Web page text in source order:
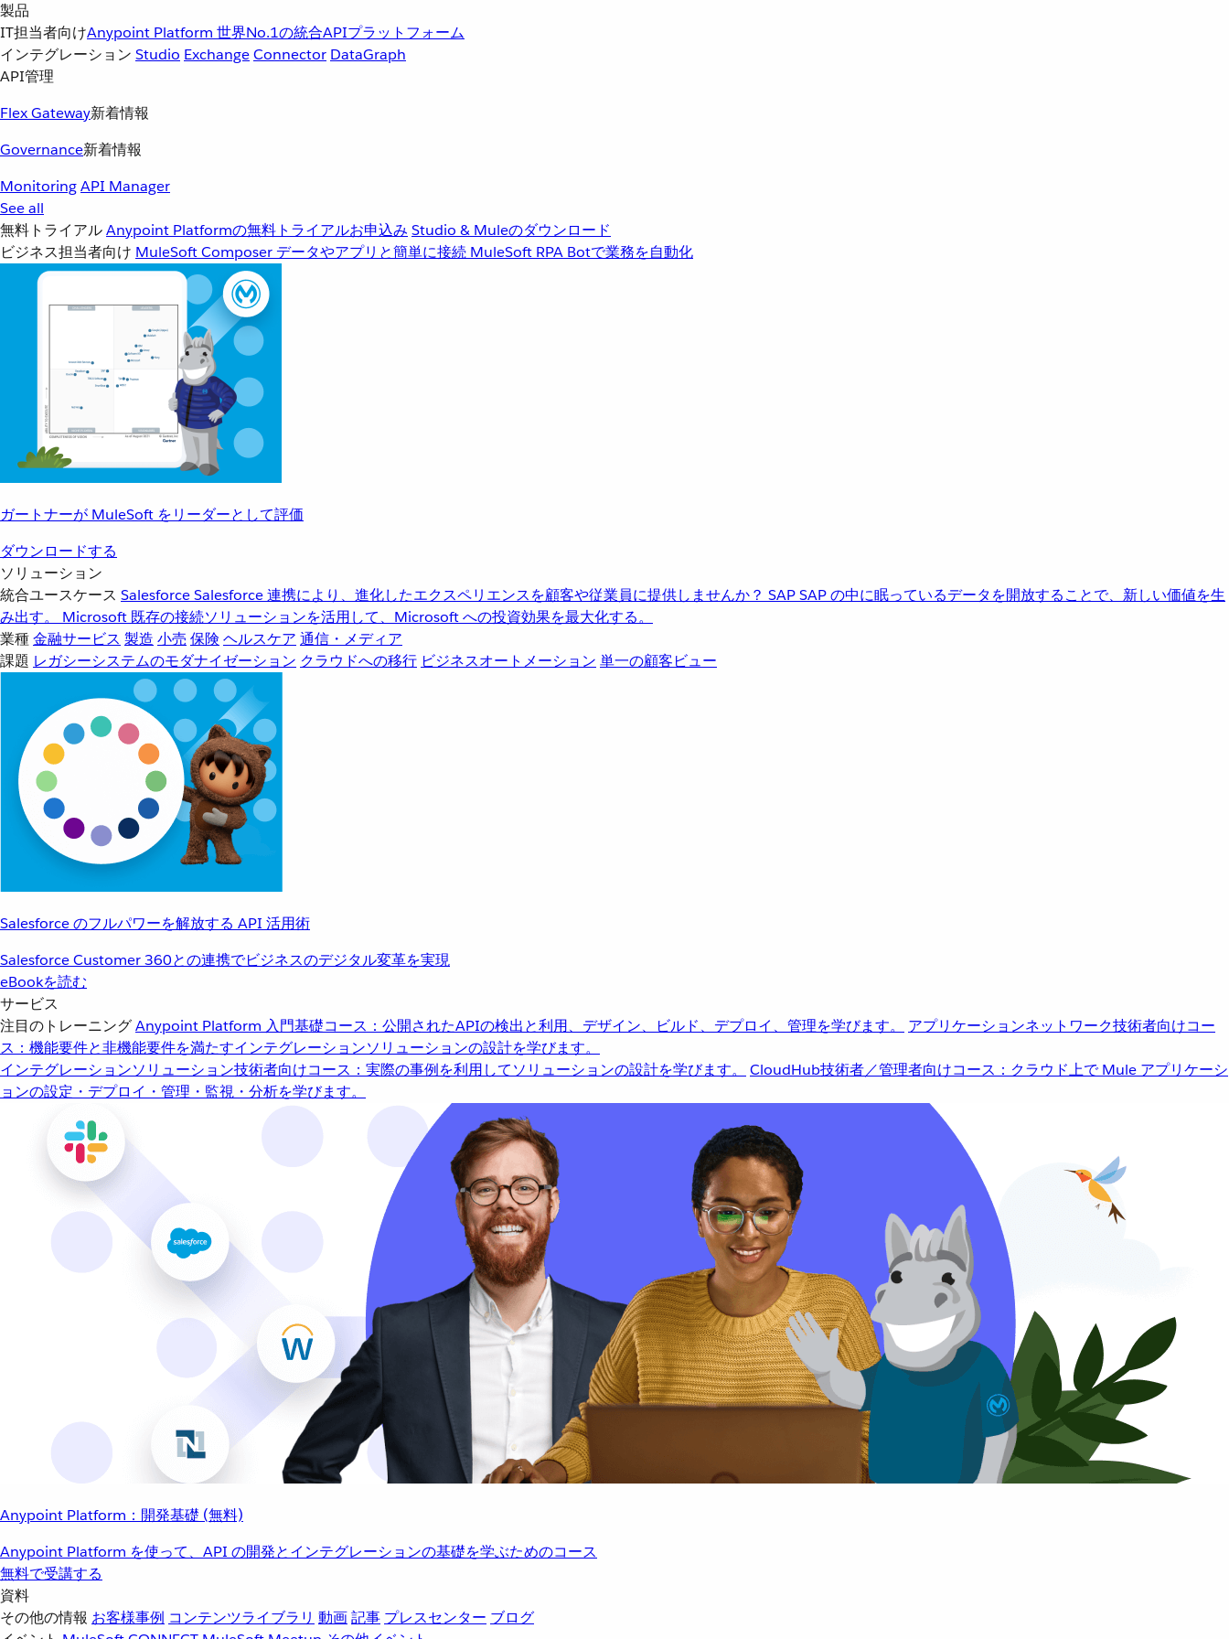
製品
IT担当者向けAnypoint Platform 世界No.1の統合APIプラットフォーム
インテグレーション Studio ExchangeConnector DataGraph
API管理
Flex Gateway新着情報
Governance新着情報
MonitoringAPI Manager
See all
無料トライアルAnypoint Platformの無料トライアルお申込み Studio & Muleのダウンロード
ビジネス担当者向け MuleSoft Composer データやアプリと簡単に接続 MuleSoft RPA Botで業務を自動化
ガートナーが MuleSoft をリーダーとして評価
ダウンロードする
ソリューション
統合ユースケース SalesforceSalesforce 連携により、進化したエクスペリエンスを顧客や従業員に提供しませんか？ SAPSAP の中に眠っているデータを開放することで、新しい価値を生
み出す。
Microsoft 既存の接続ソリューションを活用して、Microsoft への投資効果を最大化する。
業種金融サービス 製造 小売 保険 ヘルスケア 通信・メディア
課題 レガシーシステムのモダナイゼーション クラウドへの移行 ビジネスオートメーション 単一の顧客ビュー
Salesforce のフルパワーを解放する API 活用術
Salesforce Customer 360との連携でビジネスのデジタル変革を実現
eBookを読む
サービス
注目のトレーニングAnypoint Platform 入門基礎コース：公開されたAPIの検出と利用、デザイン、ビルド、デプロイ、管理を学びます。 アプリケーションネットワーク技術者向けコー
ス：機能要件と非機能要件を満たすインテグレーションソリューションの設計を学びます。
インテグレーションソリューション技術者向けコース：実際の事例を利用してソリューションの設計を学びます。 CloudHub技術者／管理者向けコース：クラウド上で Mule アプリケーシ
ョンの設定・デプロイ・管理・監視・分析を学びます。
Anypoint Platform：開発基礎 (無料)
Anypoint Platform を使って、API の開発とインテグレーションの基礎を学ぶためのコース
無料で受講する
資料
その他の情報 お客様事例 コンテンツライブラリ 動画記事 プレスセンター ブログ